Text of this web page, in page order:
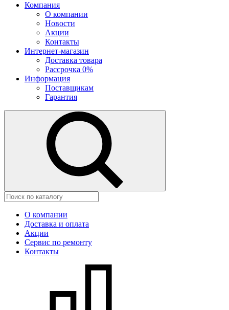
Компания
О компании
Новости
Акции
Контакты
Интернет-магазин
Доставка товара
Рассрочка 0%
Информация
Поставщикам
Гарантия
О компании
Доставка и оплата
Акции
Сервис по ремонту
Контакты